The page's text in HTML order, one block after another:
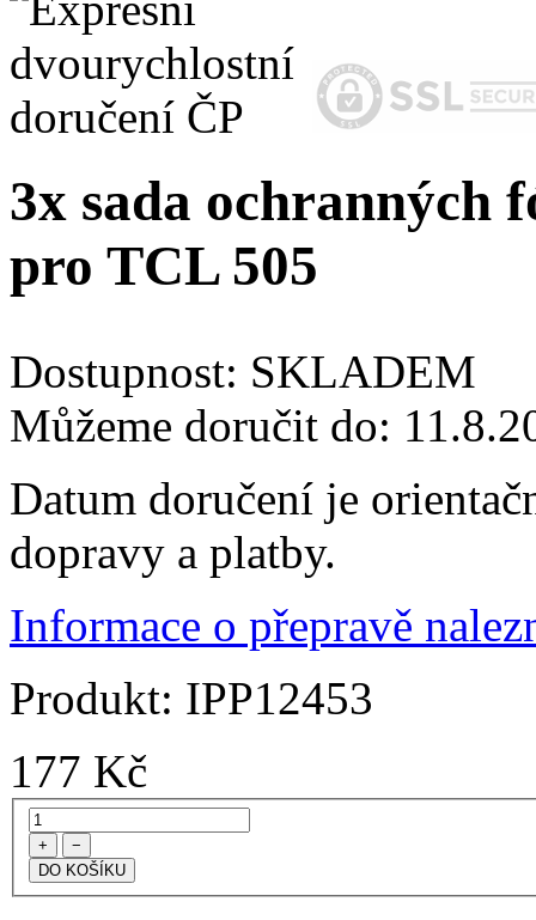
3x sada ochranných
pro TCL 505
Dostupnost: SKLADEM
Můžeme doručit do:
Datum doručení je
dopravy a platby.
Informace o přepravě
Produkt: IPP12453
177 Kč
+ −